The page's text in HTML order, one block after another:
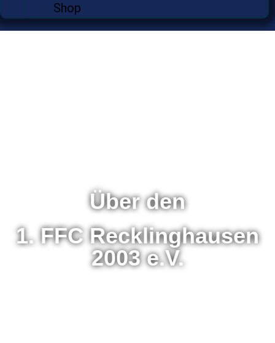
Shop
Über den
1. FFC Recklinghausen
2003 e.V.